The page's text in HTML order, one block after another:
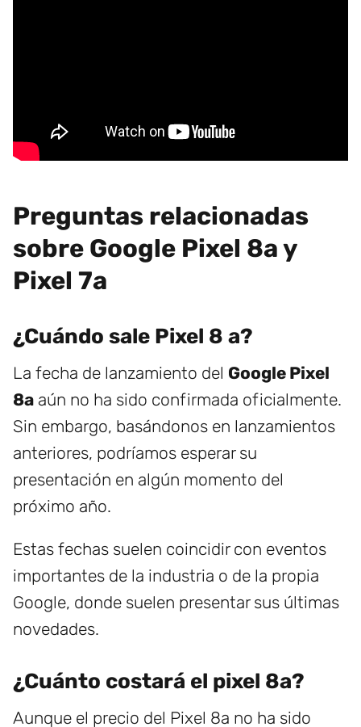
Preguntas relacionadas
sobre Google Pixel 8a y
Pixel 7a
¿Cuándo sale Pixel 8 a?
La fecha de lanzamiento del Google Pixel
8a aún no ha sido confirmada oficialmente.
Sin embargo, basándonos en lanzamientos
anteriores, podríamos esperar su
presentación en algún momento del
próximo año.
Estas fechas suelen coincidir con eventos
importantes de la industria o de la propia
Google, donde suelen presentar sus últimas
novedades.
¿Cuánto costará el pixel 8a?
Aunque el precio del Pixel 8a no ha sido